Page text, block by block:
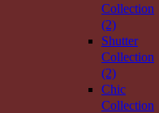
Collection
(2)
Shutter
Collection
(2)
Chic
Collection